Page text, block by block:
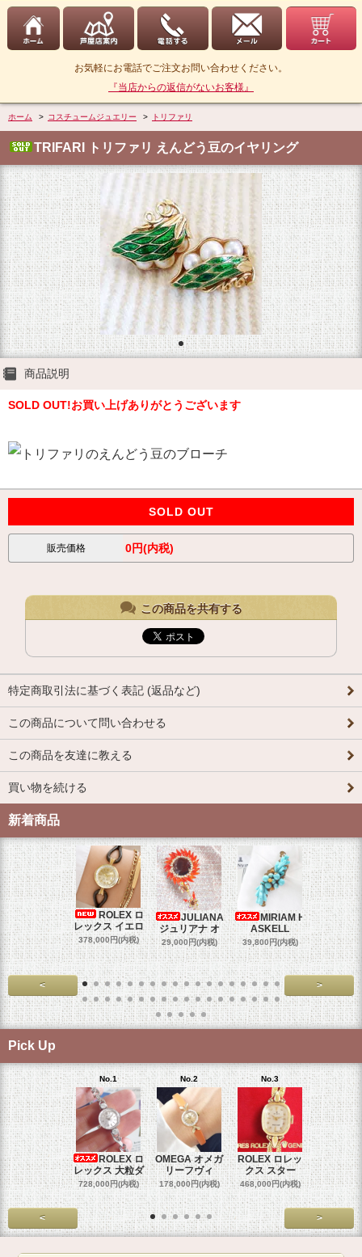
お気軽にお電話でご注文お問い合わせください。
『当店からの返信がないお客様』
ホーム > コスチュームジュエリー > トリファリ
TRIFARI トリファリ えんどう豆のイヤリング
商品説明
SOLD OUT!お買い上げありがとうございます
SOLD OUT
販売価格 0円(内税)
この商品を共有する
特定商取引法に基づく表記 (返品など)
この商品について問い合わせる
この商品を友達に教える
買い物を続ける
新着商品
ROLEX ロ
レックス イエロ
378,000円(内税)
JULIANA
ジュリアナ オ
29,000円(内税)
MIRIAM H
ASKELL
39,800円(内税)
オメガマ
スダ
458,000円
< >
Pick Up
No.1
ROLEX ロ
レックス 大粒ダ
728,000円(内税)
No.2
OMEGA オメガ
リーフヴィ
178,000円(内税)
No.3
ROLEX ロレッ
クス スター
468,000円(内税)
No.4
ROLEX
クス
458,000円
< >